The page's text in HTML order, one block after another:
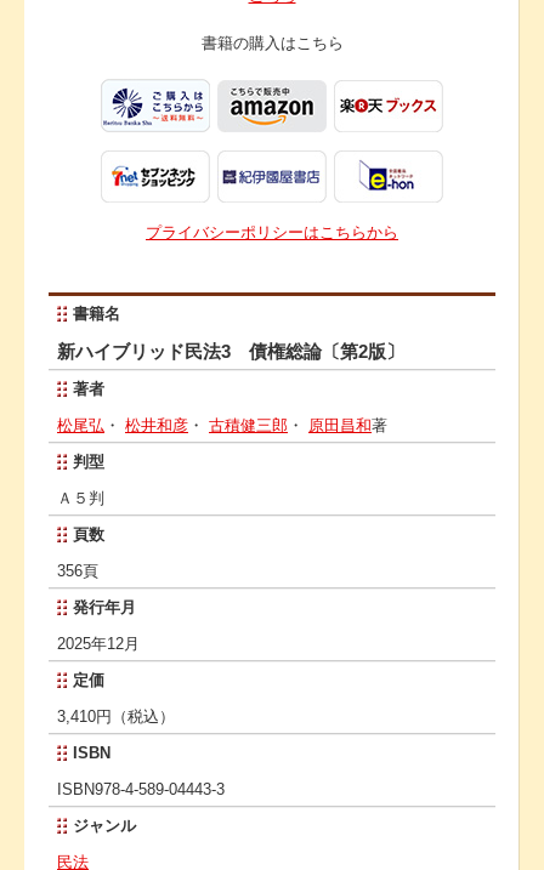
書籍の購入はこちら
プライバシーポリシーはこちらから
書籍名
新ハイブリッド民法3 債権総論〔第2版〕
著者
松尾弘 ・ 松井和彦 ・ 古積健三郎 ・ 原田昌和著
判型
Ａ５判
頁数
356頁
発行年月
2025年12月
定価
3,410円（税込）
ISBN
ISBN978-4-589-04443-3
ジャンル
民法